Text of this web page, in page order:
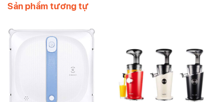
chế tạo để tồn tại lâu dài và đồng hành cùng bạn trong
nhiều bữa ăn ngoài trời dưới ánh nắng mặt trời. Được hoàn
thiện với các đường kết cấu và tráng men để tạo ra một
lớp hoàn thiện độc đáo DỄ DÀNG SẠCH: Máy rửa chén an
toàn để dễ dàng vệ sinh, chỉ cần đảm bảo rằng bạn rửa
sạch trước khi sử dụng lần đầu Chi tiết: Đĩa ăn 27cm, đĩa
Sản phẩm tương tự